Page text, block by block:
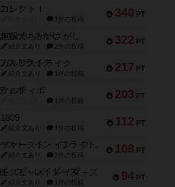
340 PT
コレクト！
1件の投稿
322 PT
無限まちがいさがし
紹介文あり 2件の投稿
217 PT
ガルフストライク
紹介文あり 1件の投稿
203 PT
クルティボ
1件の投稿
112 PT
1809
紹介文あり 1件の投稿
108 PT
ファースト・イン・フライト
紹介文あり 3件の投稿
94 PT
モズビ－ズ・レイダ－ズ
紹介文あり 1件の投稿